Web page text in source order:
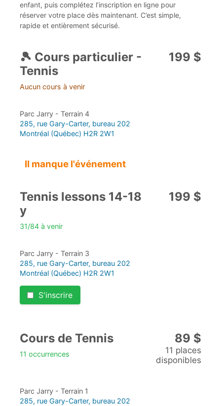
enfant, puis complétez l’inscription en ligne pour
réserver votre place dès maintenant. C’est simple,
rapide et entièrement sécurisé.
🎾 Cours particulier -
Tennis
Aucun cours à venir
199 $
Parc Jarry - Terrain 4
285, rue Gary-Carter, bureau 202
Montréal (Québec) H2R 2W1
Il manque l'événement
Tennis lessons 14-18
y
31/84 à venir
199 $
Parc Jarry - Terrain 3
285, rue Gary-Carter, bureau 202
Montréal (Québec) H2R 2W1
S'inscrire
Cours de Tennis
11 occurrences
89 $
11 places
disponibles
Parc Jarry - Terrain 1
285, rue Gary-Carter, bureau 202